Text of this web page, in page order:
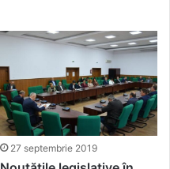
27 septembrie 2019